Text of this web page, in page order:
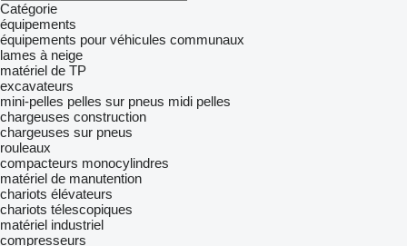
Catégorie
équipements
équipements pour véhicules communaux
lames à neige
matériel de TP
excavateurs
mini-pelles pelles sur pneus midi pelles
chargeuses construction
chargeuses sur pneus
rouleaux
compacteurs monocylindres
matériel de manutention
chariots élévateurs
chariots télescopiques
matériel industriel
compresseurs